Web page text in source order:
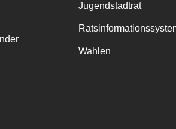
Jugendstadtrat
Wahlen